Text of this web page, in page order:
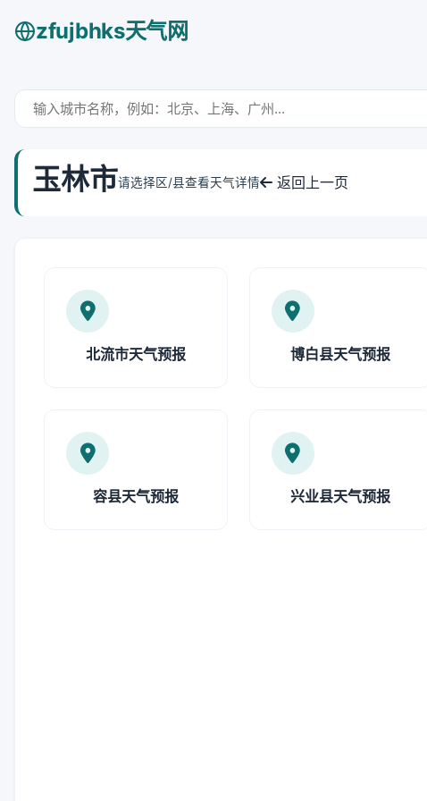
zfujbhks天气网
玉林市请选择区/县查看天气详情 返回上一页
北流市天气预报 博白县天气预报
容县天气预报 兴业县天气预报